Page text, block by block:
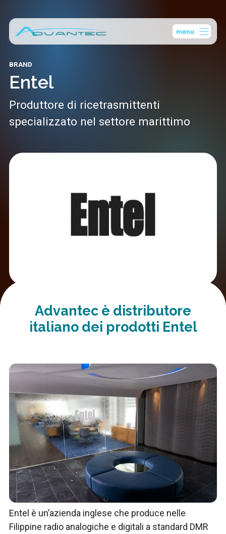
contenuto
menu
BRAND
Entel
Produttore di ricetrasmittenti
specializzato nel settore marittimo
Advantec è distributore
italiano dei prodotti Entel
Entel è un’azienda inglese che produce nelle
Filippine radio analogiche e digitali a standard DMR